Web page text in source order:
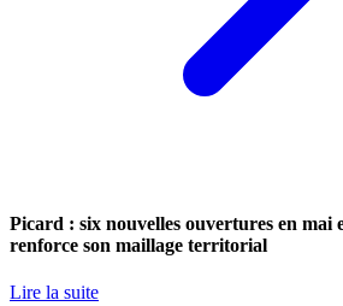
Picard : six nouvelles ouvertures en mai
renforce son maillage territorial
Lire la suite